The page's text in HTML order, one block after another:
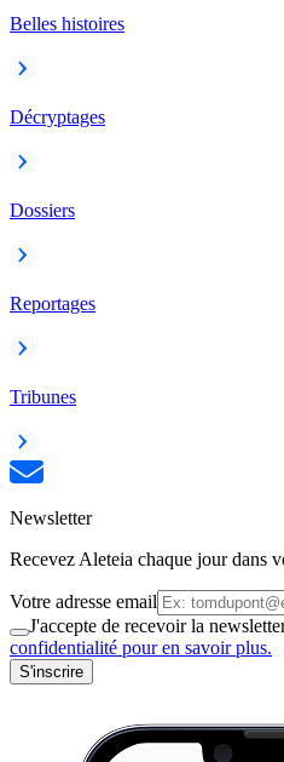
Belles histoires
Décryptages
Dossiers
Reportages
Tribunes
Newsletter
Recevez Aleteia chaque jour dans
Votre adresse email
J'accepte de recevoir la
confidentialité pour en savoir plus.
S'inscrire